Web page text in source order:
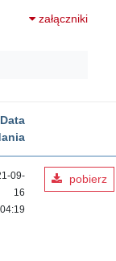
załączniki
Data
09-
16
pobierz